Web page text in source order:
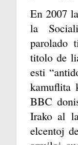
En 2007
la
parolado
titolo de
esti
kamuflita
BBC
Irako al
elcentoj